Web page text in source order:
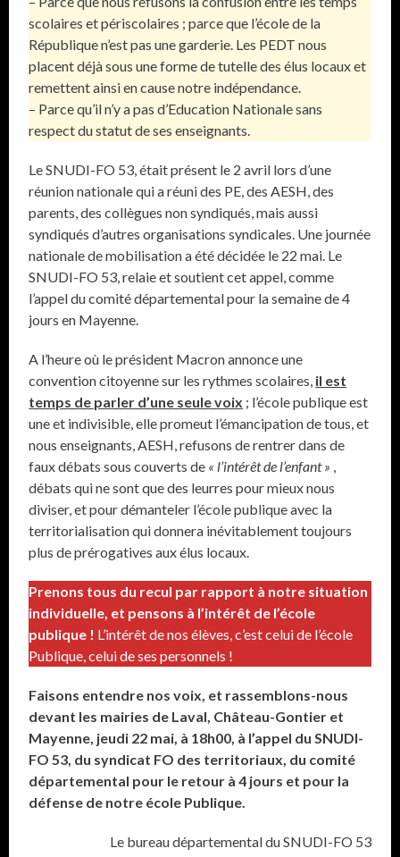
scolaires et périscolaires ; parce que l’école de la
République n’est pas une garderie. Les PEDT nous
placent déjà sous une forme de tutelle des élus locaux et
remettent ainsi en cause notre indépendance.
– Parce qu’il n’y a pas d’Education Nationale sans
respect du statut de ses enseignants.
Le SNUDI-FO 53, était présent le 2 avril lors d’une
réunion nationale qui a réuni des PE, des AESH, des
parents, des collègues non syndiqués, mais aussi
syndiqués d’autres organisations syndicales. Une journée
nationale de mobilisation a été décidée le 22 mai. Le
SNUDI-FO 53, relaie et soutient cet appel, comme
l’appel du comité départemental pour la semaine de 4
jours en Mayenne.
A l’heure où le président Macron annonce une
convention citoyenne sur les rythmes scolaires, il est
temps de parler d’une seule voix ; l’école publique est
une et indivisible, elle promeut l’émancipation de tous, et
nous enseignants, AESH, refusons de rentrer dans de
faux débats sous couverts de « l’intérêt de l’enfant »
débats qui ne sont que des leurres pour mieux nous
diviser, et pour démanteler l’école publique avec la
territorialisation qui donnera inévitablement toujours
plus de prérogatives aux élus locaux.
Prenons tous du recul par rapport à notre situation
individuelle, et pensons à l’intérêt de l’école
publique ! L’intérêt de nos élèves, c’est celui de l’école
Publique, celui de ses personnels !
Faisons entendre nos voix, et rassemblons-nous
devant les mairies de Laval, Château-Gontier et
Mayenne, jeudi 22 mai, à 18h00, à l’appel du SNUDI-
FO 53, du syndicat FO des territoriaux, du comité
départemental pour le retour à 4 jours et pour la
défense de notre école Publique.
Le bureau départemental du SNUDI-FO 53